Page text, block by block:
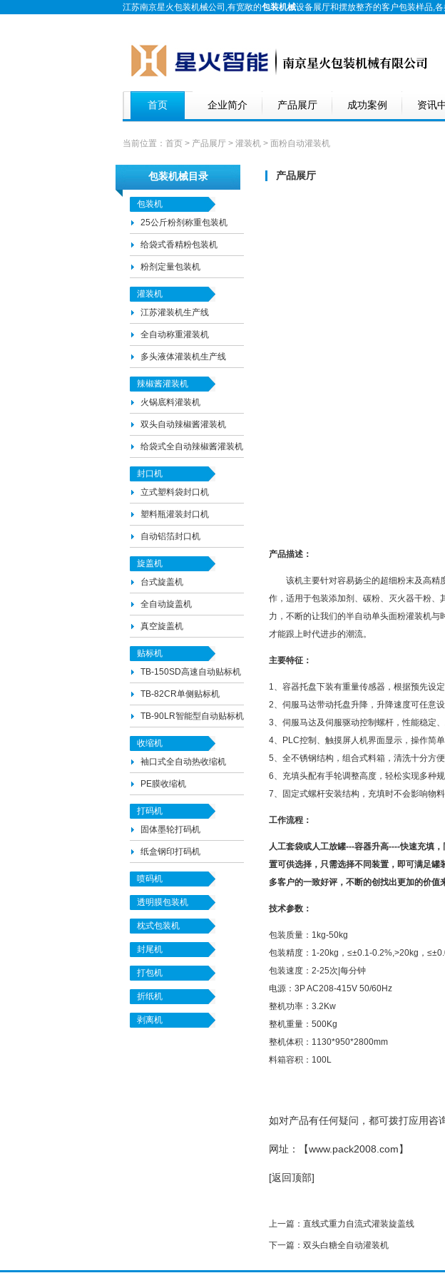
江苏南京星火包装机械公司,有宽敞的包装机械设备展厅和摆放整齐的客户包装样品,
首页 企业简介 产品展厅 成功案例 资讯
当前位置： 首页 > 产品展厅 > 灌装机 > 面粉自动灌装机
包装机械目录
包装机
25公斤粉剂称重包装机
给袋式香精粉包装机
粉剂定量包装机
灌装机
江苏灌装机生产线
全自动称重灌装机
多头液体灌装机生产线
辣椒酱灌装机
火锅底料灌装机
双头自动辣椒酱灌装机
给袋式全自动辣椒酱灌装机
封口机
立式塑料袋封口机
塑料瓶灌装封口机
自动铝箔封口机
旋盖机
台式旋盖机
全自动旋盖机
真空旋盖机
贴标机
TB-150SD高速自动贴标机
TB-82CR单侧贴标机
TB-90LR智能型自动贴标机
收缩机
袖口式全自动热收缩机
PE膜收缩机
打码机
固体墨轮打码机
纸盒钢印打码机
喷码机
透明膜包装机
枕式包装机
封尾机
打包机
折纸机
剥离机
产品展厅
产品描述：
该机主要针对容易扬尘的超细粉末及高精
作，适用于包装添加剂、碳粉、灭火器干粉
力，不断的让我们的半自动单头面粉灌装机
才能跟上时代进步的潮流。
主要特征：
1、容器托盘下装有重量传感器，根据预先设
2、伺服马达带动托盘升降，升降速度可任意
3、伺服马达及伺服驱动控制螺杆，性能稳定、
4、PLC控制、触摸屏人机界面显示，操作简单
5、全不锈钢结构，组合式料箱，清洗十分方便
6、充填头配有手轮调整高度，轻松实现多种规
7、固定式螺杆安装结构，充填时不会影响物料
工作流程：
人工套袋或人工放罐---容器升高----快速充填
置可供选择，只需选择不同装置，即可满足
多客户的一致好评，不断的创找出更加的价值
技术参数：
包装质量：1kg-50kg
包装精度：1-20kg，≤±0.1-0.2%,>20kg，
包装速度：2-25次|每分钟
电源：3P AC208-415V 50/60Hz
整机功率：3.2Kw
整机重量：500Kg
整机体积：1130*950*2800mm
料箱容积：100L
如对产品有任何疑问，都可拨打应用咨
网址：【www.pack2008.com】
[返回顶部]
上一篇： 直线式重力自流式灌装旋盖线
下一篇： 双头白糖全自动灌装机